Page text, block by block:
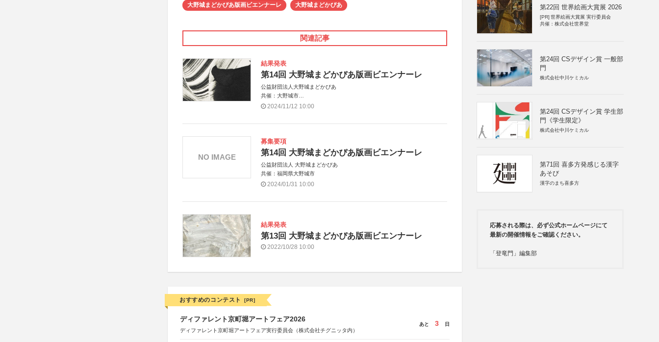
大野城まどかぴあ版画ビエンナーレ 大野城まどかぴあ
関連記事
結果発表
第14回 大野城まどかぴあ版画ビエンナーレ
公益財団法人大野城まどかぴあ
共催：大野城市
後援：大野城市教育委員会、大野城市文化連盟、大野城市美術協会、公益社
2024/11/12 10:00
募集要項
第14回 大野城まどかぴあ版画ビエンナーレ
公益財団法人 大野城まどかぴあ
共催：福岡県大野城市
2024/01/31 10:00
NO IMAGE
結果発表
第13回 大野城まどかぴあ版画ビエンナーレ
2022/10/28 10:00
おすすめのコンテスト [PR]
ディファレント京町堀アートフェア2026
ディファレント京町堀アートフェア実行委員会（株式会社チグニッタ内）
あと 3 日
第22回 世界絵画大賞展 2026
[PR] 世界絵画大賞展 実行委員会
共催：株式会社世界堂
第24回 CSデザイン賞 一般部
門
株式会社中川ケミカル
第24回 CSデザイン賞 学生部
門《学生限定》
株式会社中川ケミカル
第71回 喜多方発感じる漢字
あそび
漢字のまち喜多方
応募される際は、必ず公式ホームページにて
最新の開催情報をご確認ください。
「登竜門」編集部